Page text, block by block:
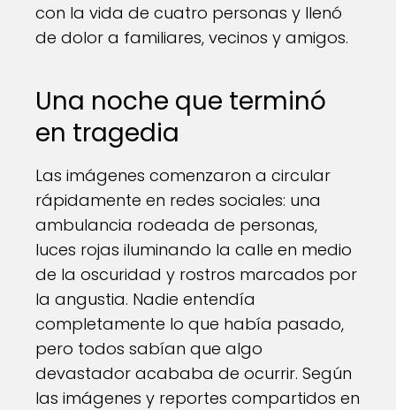
con la vida de cuatro personas y llenó
de dolor a familiares, vecinos y amigos.
Una noche que terminó
en tragedia
Las imágenes comenzaron a circular
rápidamente en redes sociales: una
ambulancia rodeada de personas,
luces rojas iluminando la calle en medio
de la oscuridad y rostros marcados por
la angustia. Nadie entendía
completamente lo que había pasado,
pero todos sabían que algo
devastador acababa de ocurrir. Según
las imágenes y reportes compartidos en